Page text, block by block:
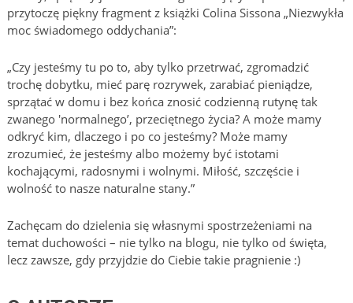
przytoczę piękny fragment z książki Colina Sissona „Niezwykła
moc świadomego oddychania”:
„Czy jesteśmy tu po to, aby tylko przetrwać, zgromadzić
trochę dobytku, mieć parę rozrywek, zarabiać pieniądze,
sprzątać w domu i bez końca znosić codzienną rutynę tak
zwanego 'normalnego’, przeciętnego życia? A może mamy
odkryć kim, dlaczego i po co jesteśmy? Może mamy
zrozumieć, że jesteśmy albo możemy być istotami
kochającymi, radosnymi i wolnymi. Miłość, szczęście i
wolność to nasze naturalne stany.”
Zachęcam do dzielenia się własnymi spostrzeżeniami na
temat duchowości – nie tylko na blogu, nie tylko od święta,
lecz zawsze, gdy przyjdzie do Ciebie takie pragnienie :)